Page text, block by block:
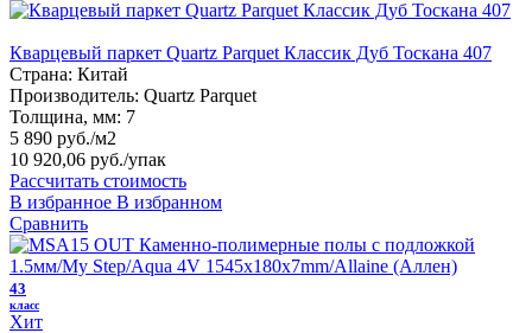
Кварцевый паркет Quartz Parquet Классик Дуб Тоскана 407
Страна: Китай
Производитель: Quartz Parquet
Толщина, мм: 7
5 890 руб./м2
10 920,06 руб./упак
Рассчитать стоимость
В избранное В избранном
Сравнить
43
класс
Хит